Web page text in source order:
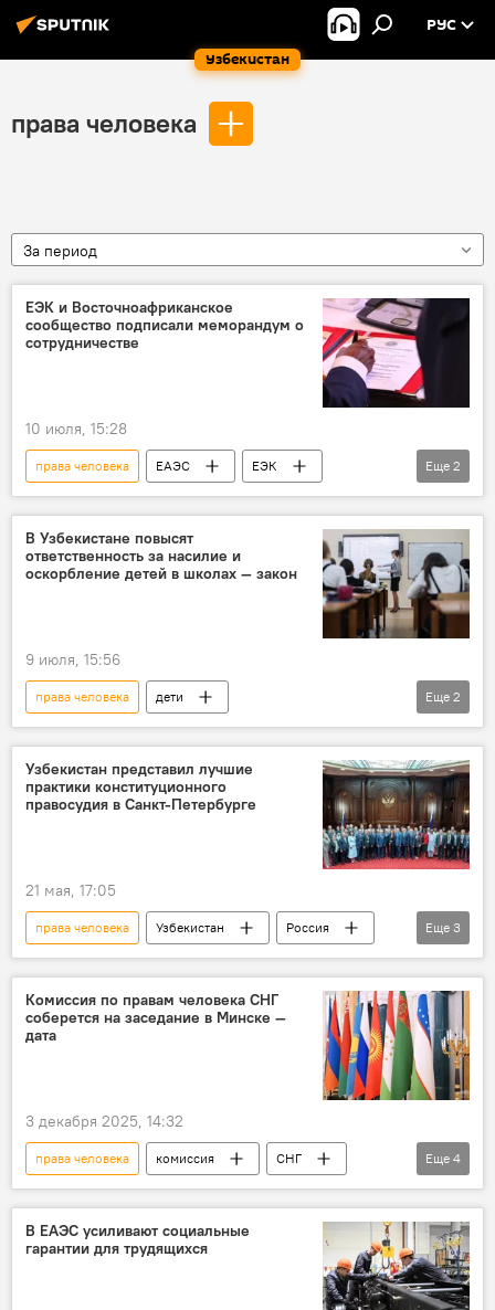
Узбекистан
РУС
права человека
За период
ЕЭК и Восточноафриканское
сообщество подписали меморандум о
сотрудничестве
10 июля, 15:28
права человека ЕАЭС
ЕЭК
меморандум
конкуренция
Еще 2
В Узбекистане повысят
ответственность за насилие и
оскорбление детей в школах — закон
9 июля, 15:56
права человека
дети
защита прав человека
Сенат Олий Мажлиса Узбекистана
Еще 2
Узбекистан представил лучшие
практики конституционного
правосудия в Санкт-Петербурге
21 мая, 17:05
права человека Узбекистан
Россия
Санкт-Петербург
форум
Конституционная реформа в Узбекистане
Еще 3
Комиссия по правам человека СНГ
соберется на заседание в Минске —
дата
3 декабря 2025, 14:32
права человека комиссия
СНГ
заседание
Минск
Беларусь
Узбекистан
Еще 4
В ЕАЭС усиливают социальные
гарантии для трудящихся